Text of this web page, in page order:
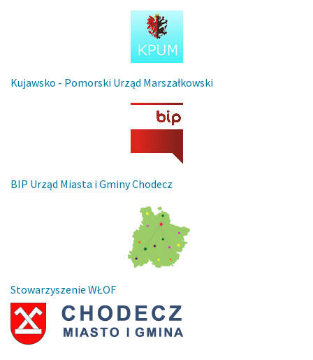
Kujawsko - Pomorski Urząd Marszałkowski
BIP Urząd Miasta i Gminy Chodecz
Stowarzyszenie WŁOF